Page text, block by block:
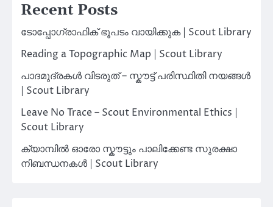
Recent Posts
ടോപ്പോഗ്രാഫിക് ഭൂപടം വായിക്കുക | Scout Library
Reading a Topographic Map | Scout Library
പാദമുദ്രകൾ വിടരുത് – സ്കൗട്ട് പരിസ്ഥിതി നയങ്ങൾ
| Scout Library
Leave No Trace – Scout Environmental Ethics |
Scout Library
ക്യാമ്പിൽ ഓരോ സ്കൗട്ടും പാലിക്കേണ്ട സുരക്ഷാ
നിബന്ധനകൾ | Scout Library